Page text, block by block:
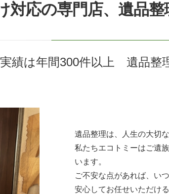
対応の専門店、遺品整
績は年間300件以上 遺品整
遺品整理は、人生の大切
私たちエコトミーはご遺
います。
ご不安な点があれば、い
安心してお任せいただけ